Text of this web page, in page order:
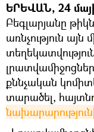
ԵՐԵՎԱՆ, 24
Բեգլարյանը
առնչություն
քննչական
տարածել,